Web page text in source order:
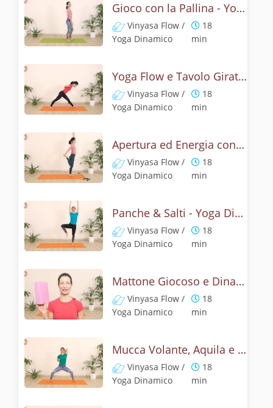
Gioco con la Pallina - Yoga dinamico per i piedi
Vinyasa Flow /
Yoga Dinamico
18
min
Yoga Flow e Tavolo Girato - Challenge 22
Vinyasa Flow /
Yoga Dinamico
18
min
Apertura ed Energia con Shiva Danzante
Vinyasa Flow /
Yoga Dinamico
18
min
Panche & Salti - Yoga Dinamico e Giocoso
Vinyasa Flow /
Yoga Dinamico
18
min
Mattone Giocoso e Dinamico - Yoga Challenge 25
Vinyasa Flow /
Yoga Dinamico
18
min
Mucca Volante, Aquila e Leone - Vinyasa yoga
Vinyasa Flow /
Yoga Dinamico
18
min